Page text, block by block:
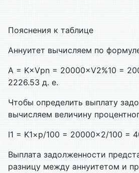
Пояснения к таблице
Аннуитет вычисляем по
A = K×Vpn = 20000×V2%10 =
2226.53 д. е.
Чтобы определить выплату
вычисляем величину
I1 = K1×p/100 = 20000×2/100 =
Выплата задолженности
разницу между аннуитетом и